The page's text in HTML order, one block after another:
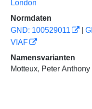
London
Normdaten
GND: 100529011
VIAF
Namensvarianten
Motteux, Peter Anthony